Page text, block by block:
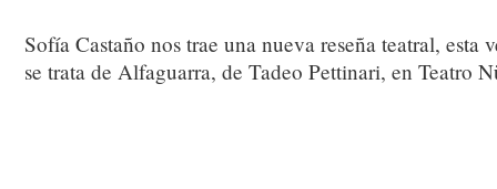
Sofía Castaño nos trae una nueva reseña teatral, esta
se trata de Alfaguarra, de Tadeo Pettinari, en Teatro